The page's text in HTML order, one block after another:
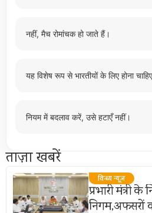
नहीं, मैच रोमांचक हो जाते हैं।
यह विशेष रूप से भारतीयों के लिए होना
नियम में बदलाव करें, उसे हटाएँ नहीं।
ताज़ा खबरें
विन्ध्य न्यूज़
प्रभारी मंत्री के
निगम,अफसरों